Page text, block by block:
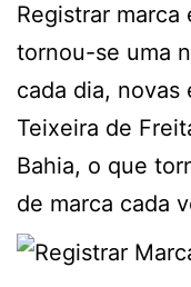
Registrar marca
tornou-se uma
cada dia, novas
Teixeira de
Bahia, o que
de marca cada